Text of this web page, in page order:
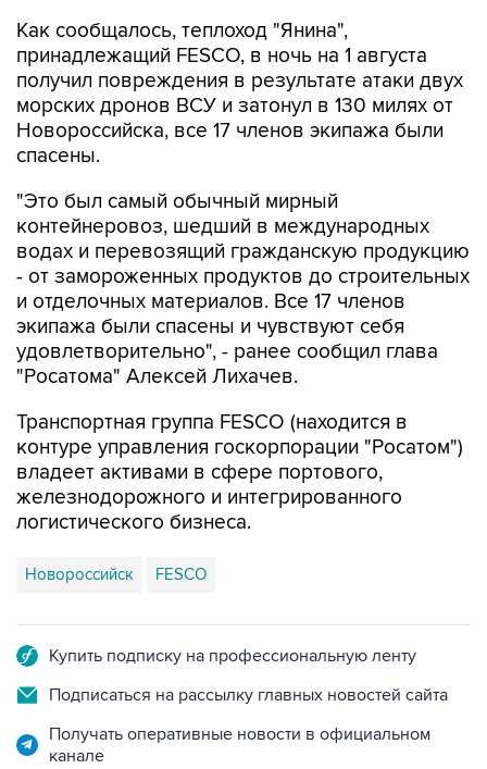
Как сообщалось, теплоход "Янина",
принадлежащий FESCO, в ночь на 1 августа
получил повреждения в результате атаки двух
морских дронов ВСУ и затонул в 130 милях от
Новороссийска, все 17 членов экипажа были
спасены.
"Это был самый обычный мирный
контейнеровоз, шедший в международных
водах и перевозящий гражданскую продукцию
- от замороженных продуктов до строительных
и отделочных материалов. Все 17 членов
экипажа были спасены и чувствуют себя
удовлетворительно", - ранее сообщил глава
"Росатома" Алексей Лихачев.
Транспортная группа FESCO (находится в
контуре управления госкорпорации "Росатом")
владеет активами в сфере портового,
железнодорожного и интегрированного
логистического бизнеса.
Новороссийск FESCO
Купить подписку на профессиональную ленту
Подписаться на рассылку главных новостей сайта
Получать оперативные новости в официальном
канале